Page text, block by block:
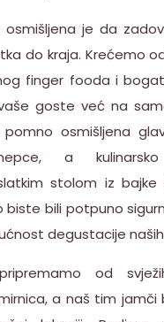
osmišljena je da
do kraja. Krećemo
finger fooda i
goste već na
osmišljena
a
stolom iz bajke
biste bili potpuno
degustacije
od
a naš tim jamči